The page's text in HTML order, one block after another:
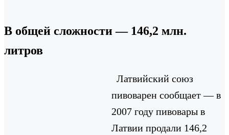
В общей сложности — 146,2 млн.
литров
Латвийский союз
пивоварен сообщает — в
2007 году пивовары в
Латвии продали 146,2